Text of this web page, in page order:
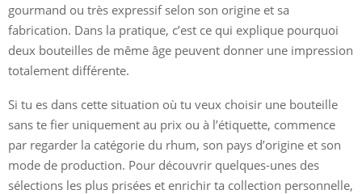
gourmand ou très expressif selon son origine et sa
fabrication. Dans la pratique, c’est ce qui explique pourquoi
deux bouteilles de même âge peuvent donner une impression
totalement différente.
Si tu es dans cette situation où tu veux choisir une bouteille
sans te fier uniquement au prix ou à l’étiquette, commence
par regarder la catégorie du rhum, son pays d’origine et son
mode de production. Pour découvrir quelques-unes des
sélections les plus prisées et enrichir ta collection personnelle,